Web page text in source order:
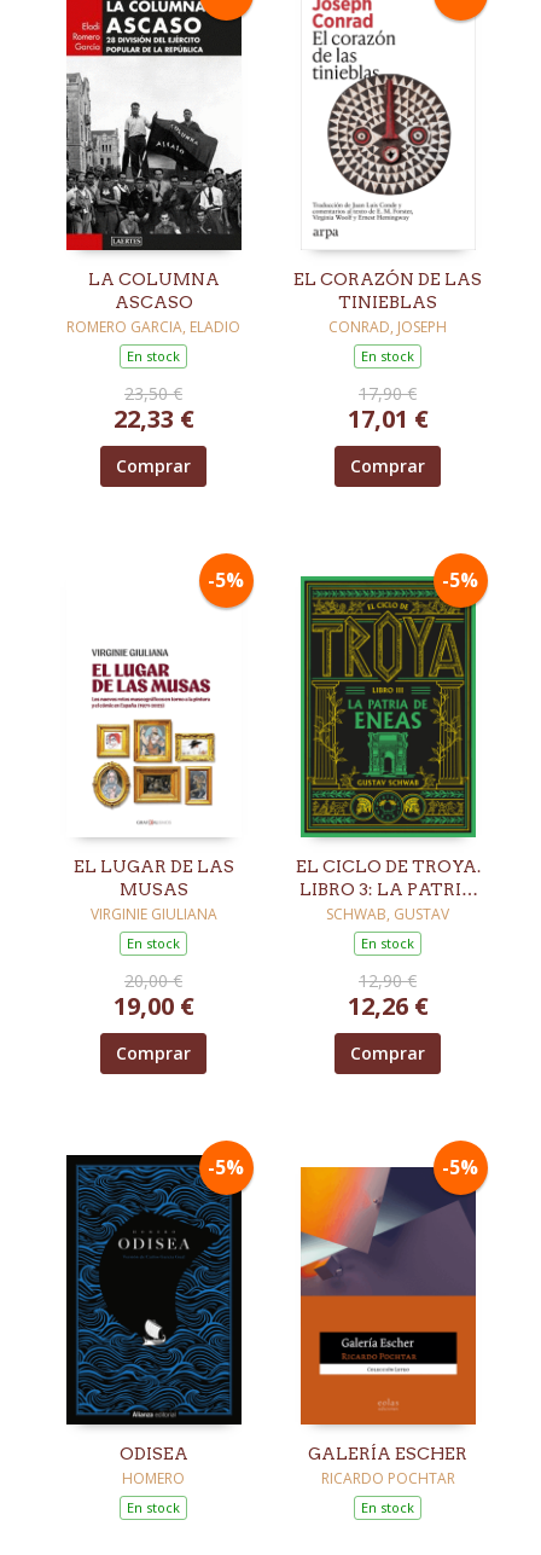
LA COLUMNA
ASCASO
ROMERO GARCIA, ELADIO
En stock
23,50 €
22,33 €
Comprar
EL CORAZÓN DE LAS
TINIEBLAS
CONRAD, JOSEPH
En stock
17,90 €
17,01 €
Comprar
-5%
EL LUGAR DE LAS
MUSAS
VIRGINIE GIULIANA
En stock
20,00 €
19,00 €
Comprar
-5%
EL CICLO DE TROYA.
LIBRO 3: LA PATRIA
DE ENEAS
SCHWAB, GUSTAV
En stock
12,90 €
12,26 €
Comprar
-5%
ODISEA
HOMERO
En stock
-5%
GALERÍA ESCHER
RICARDO POCHTAR
En stock